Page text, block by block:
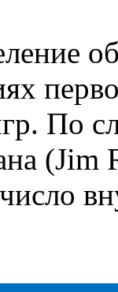
По
(Jim